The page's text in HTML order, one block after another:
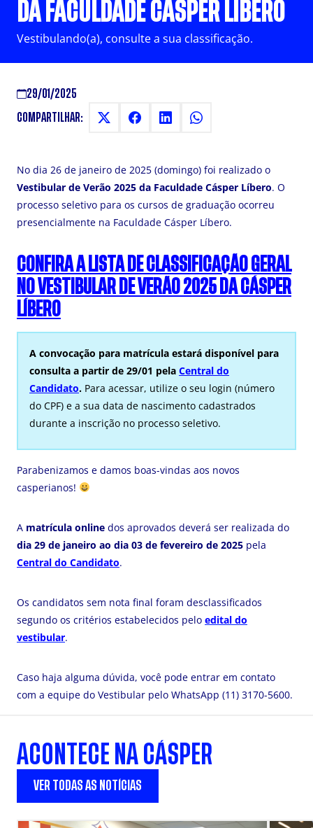
DA FACULDADE CÁSPER LÍBERO
Vestibulando(a), consulte a sua classificação.
29/01/2025
COMPARTILHAR:
No dia 26 de janeiro de 2025 (domingo) foi realizado o
Vestibular de Verão 2025 da Faculdade Cásper Líbero. O
processo seletivo para os cursos de graduação ocorreu
presencialmente na Faculdade Cásper Líbero.
CONFIRA A LISTA DE CLASSIFICAÇÃO GERAL
NO VESTIBULAR DE VERÃO 2025 DA CÁSPER
LÍBERO
A convocação para matrícula estará disponível para
consulta a partir de 29/01 pela Central do
Candidato. Para acessar, utilize o seu login (número
do CPF) e a sua data de nascimento cadastrados
durante a inscrição no processo seletivo.
Parabenizamos e damos boas-vindas aos novos
casperianos!
A matrícula online dos aprovados deverá ser realizada do
dia 29 de janeiro ao dia 03 de fevereiro de 2025 pela
Central do Candidato.
Os candidatos sem nota final foram desclassificados
segundo os critérios estabelecidos pelo edital do
vestibular.
Caso haja alguma dúvida, você pode entrar em contato
com a equipe do Vestibular pelo WhatsApp (11) 3170-5600.
ACONTECE NA CÁSPER
VER TODAS AS NOTÍCIAS